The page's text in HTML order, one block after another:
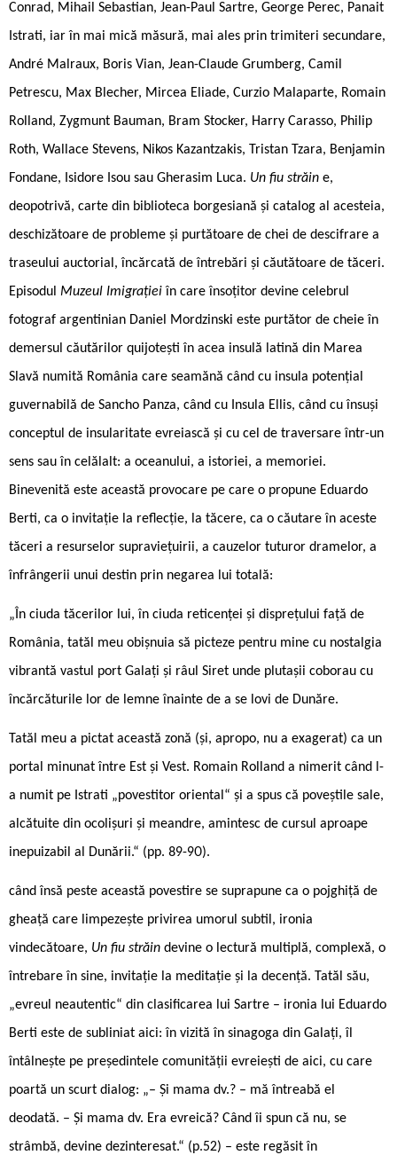
Conrad, Mihail Sebastian, Jean-Paul Sartre, George Perec, Panait
Istrati, iar în mai mică măsură, mai ales prin trimiteri secundare,
André Malraux, Boris Vian, Jean-Claude Grumberg, Camil
Petrescu, Max Blecher, Mircea Eliade, Curzio Malaparte, Romain
Rolland, Zygmunt Bauman, Bram Stocker, Harry Carasso, Philip
Roth, Wallace Stevens, Nikos Kazantzakis, Tristan Tzara, Benjamin
Fondane, Isidore Isou sau Gherasim Luca. Un fiu străin e,
deopotrivă, carte din biblioteca borgesiană și catalog al acesteia,
deschizătoare de probleme și purtătoare de chei de descifrare a
traseului auctorial, încărcată de întrebări și căutătoare de tăceri.
Episodul Muzeul Imigrațieiîn care însoțitor devine celebrul
fotograf argentinian Daniel Mordzinski este purtător de cheie în
demersul căutărilor quijotești în acea insulă latină din Marea
Slavă numită România care seamănă când cu insula potențial
guvernabilă de Sancho Panza, când cu Insula Ellis, când cu însuși
conceptul de insularitate evreiască și cu cel de traversare într-un
sens sau în celălalt: a oceanului, a istoriei, a memoriei.
Binevenită este această provocare pe care o propune Eduardo
Berti, ca o invitație la reflecție, la tăcere, ca o căutare în aceste
tăceri a resurselor supraviețuirii, a cauzelor tuturor dramelor, a
înfrângerii unui destin prin negarea lui totală:
„În ciuda tăcerilor lui, în ciuda reticenței și disprețului față de
România, tatăl meu obișnuia să picteze pentru mine cu nostalgia
vibrantă vastul port Galați și râul Siret unde plutașii coborau cu
încărcăturile lor de lemne înainte de a se lovi de Dunăre.
Tatăl meu a pictat această zonă (și, apropo, nu a exagerat) ca un
portal minunat între Est și Vest. Romain Rolland a nimerit când l-
a numit pe Istrati „povestitor oriental“ și a spus că poveștile sale,
alcătuite din ocolișuri și meandre, amintesc de cursul aproape
inepuizabil al Dunării.“ (pp. 89-90).
când însă peste această povestire se suprapune ca o pojghiță de
gheață care limpezește privirea umorul subtil, ironia
vindecătoare, Un fiu străin devine o lectură multiplă, complexă, o
întrebare în sine, invitație la meditație și la decență. Tatăl său,
„evreul neautentic“ din clasificarea lui Sartre – ironia lui Eduardo
Berti este de subliniat aici: în vizită în sinagoga din Galați, îl
întâlnește pe președintele comunității evreiești de aici, cu care
poartă un scurt dialog: „– Și mama dv.? – mă întreabă el
deodată. – Și mama dv. Era evreică? Când îi spun că nu, se
strâmbă, devine dezinteresat.“ (p.52) – este regăsit în